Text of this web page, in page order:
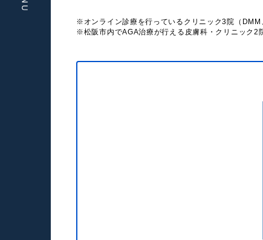
※オンライン診療を行っているクリニック3院（DMM
※松阪市内でAGA治療が行える皮膚科・クリニック2